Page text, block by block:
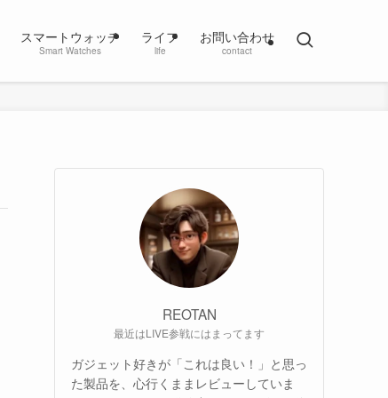
スマートウォッチ
Smart Watches
ライフ
life
お問い合わせ
contact
REOTAN
最近はLIVE参戦にはまってます
ガジェット好きが「これは良い！」と思っ
た製品を、心行くままレビューしていま